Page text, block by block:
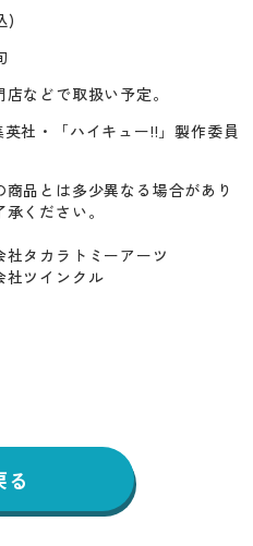
)
などで取扱い予定。
社・「ハイキュー!!」製作委員
商品とは多少異なる場合があり
ください。
タカラトミーアーツ
社ツインクル
る